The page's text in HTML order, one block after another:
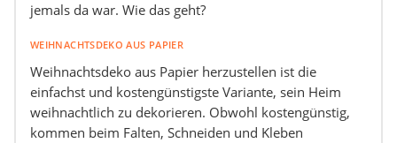
jemals da war. Wie das geht?
WEIHNACHTSDEKO AUS PAPIER
Weihnachtsdeko aus Papier herzustellen ist die
einfachst und kostengünstigste Variante, sein Heim
weihnachtlich zu dekorieren. Obwohl kostengünstig,
kommen beim Falten, Schneiden und Kleben